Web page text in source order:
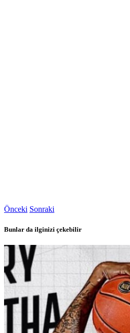
Önceki Sonraki
Bunlar da ilginizi çekebilir